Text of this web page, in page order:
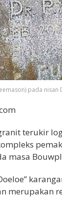
pada nisan
terukir
masa
merupakan